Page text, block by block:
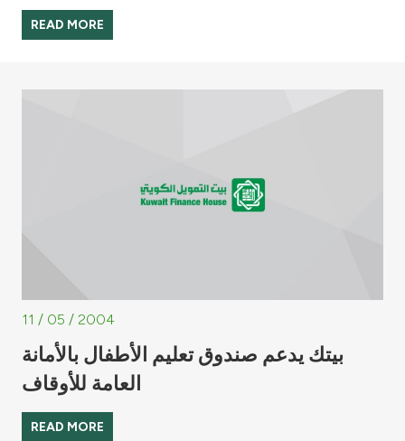
READ MORE
11 / 05 / 2004
بيتك يدعم صندوق تعليم الأطفال بالأمانة
العامة للأوقاف
READ MORE